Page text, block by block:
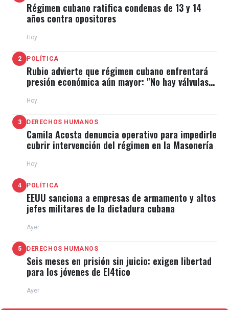
Régimen cubano ratifica condenas de 13 y 14
años contra opositores
Hoy
2 POLÍTICA
Rubio advierte que régimen cubano enfrentará
presión económica aún mayor: "No hay válvulas
Hoy
3 DERECHOS HUMANOS
Camila Acosta denuncia operativo para impedirle
cubrir intervención del régimen en la Masonería
Hoy
4 POLÍTICA
EEUU sanciona a empresas de armamento y altos
jefes militares de la dictadura cubana
Ayer
5 DERECHOS HUMANOS
Seis meses en prisión sin juicio: exigen libertad
para los jóvenes de El4tico
Ayer